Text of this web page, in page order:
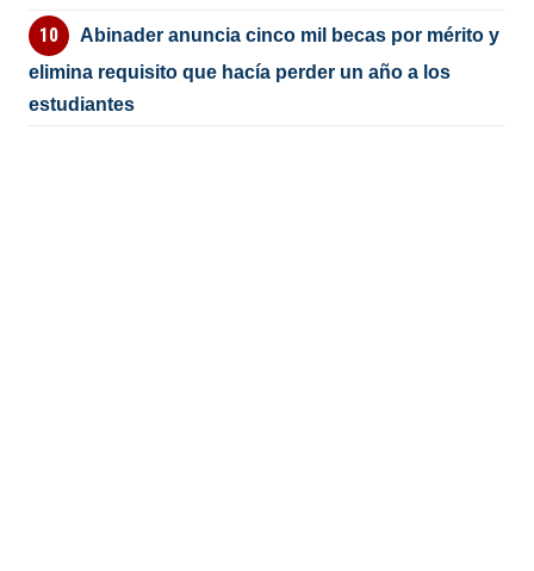
Abinader anuncia cinco mil becas por mérito y
elimina requisito que hacía perder un año a los
estudiantes